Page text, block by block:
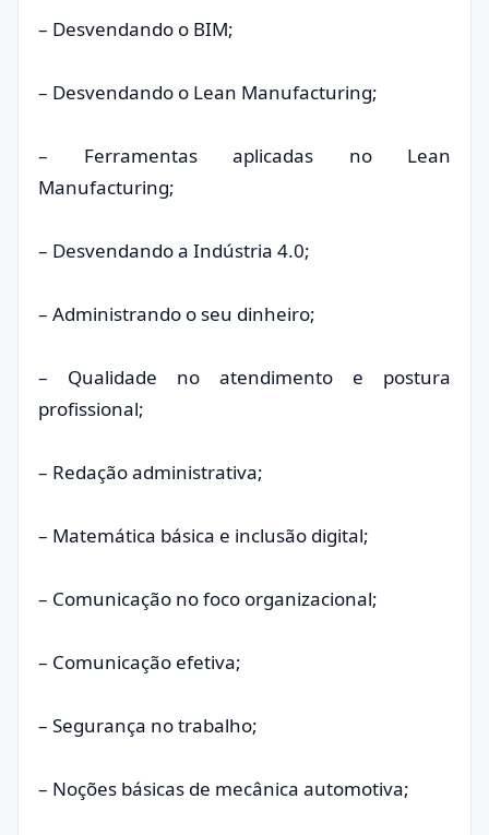
– Desvendando o BIM;
– Desvendando o Lean Manufacturing;
– Ferramentas aplicadas no Lean
Manufacturing;
– Desvendando a Indústria 4.0;
– Administrando o seu dinheiro;
– Qualidade no atendimento e postura
profissional;
– Redação administrativa;
– Matemática básica e inclusão digital;
– Comunicação no foco organizacional;
– Comunicação efetiva;
– Segurança no trabalho;
– Noções básicas de mecânica automotiva;